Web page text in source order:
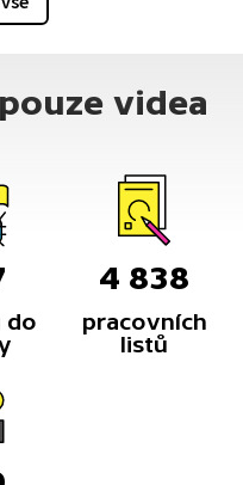
videa
do
4 838
pracovních
listů